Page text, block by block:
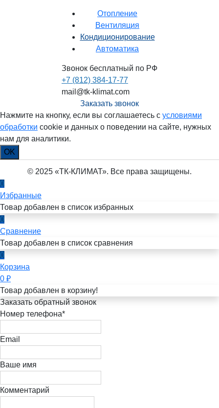
Отопление
Вентиляция
Кондиционирование
Автоматика
Звонок бесплатный по РФ
+7 (812) 384-17-77
mail@tk-klimat.com
Заказать звонок
Нажмите на кнопку, если вы соглашаетесь с условиями
обработки cookie и данных о поведении на сайте, нужных
нам для аналитики.
OK
© 2025 «ТК-КЛИМАТ». Все права защищены.
0
Избранные
Товар добавлен в список избранных
0
Сравнение
Товар добавлен в список сравнения
0
Корзина
0 ₽
Товар добавлен в корзину!
Заказать обратный звонок
Номер телефона*
Email
Ваше имя
Комментарий